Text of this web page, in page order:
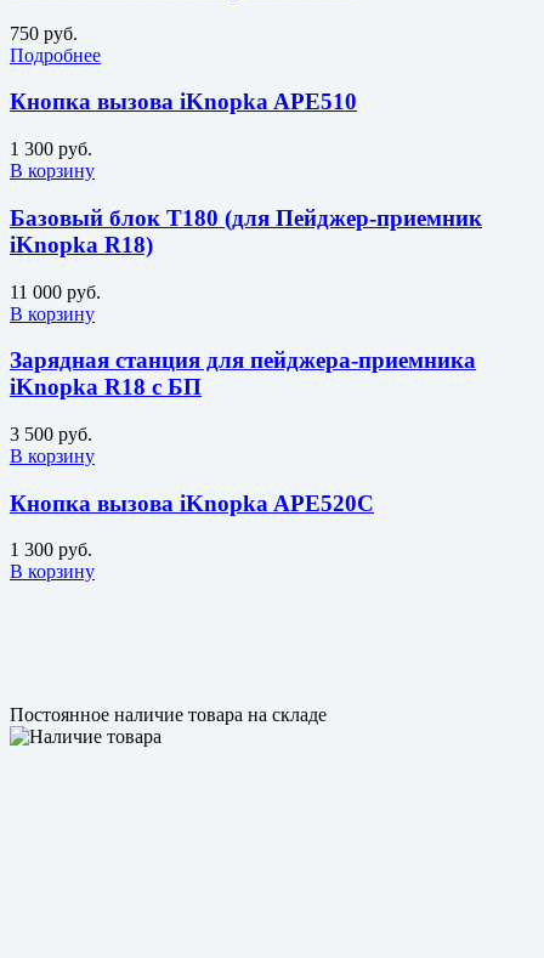
750 руб.
Подробнее
Кнопка вызова iKnopka APE510
1 300 руб.
В корзину
Базовый блок T180 (для Пейджер-приемник
iKnopka R18)
11 000 руб.
В корзину
Зарядная станция для пейджера-приемника
iKnopka R18 с БП
3 500 руб.
В корзину
Кнопка вызова iKnopka APE520C
1 300 руб.
В корзину
Постоянное наличие товара на складе